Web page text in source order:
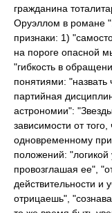
гражданина
Оруэллом в романе
признаки: 1)
на пороге опасной
"гибкость в
понятиями: "назвать
партийная
астрономии":
зависимости от
одновременному
положений: "логикой
провозглашая ее",
действительности и
отрицаешь",